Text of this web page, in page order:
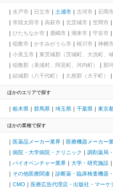
水戸市 日立市 土浦市 古河市 石岡市
常陸太田市
高萩市 北茨城市 笠間市
ひたちなか市
鹿嶋市 潮来市 守谷市
稲敷市
かすみがうら市 桜川市 神栖市
小美玉市
東茨城郡（茨城町、大洗町、城
稲敷郡（美浦村、阿見町、河内町）
那
結城郡（八千代町）
久慈郡（大子町）
ほかのエリアで探す
栃木県 群馬県 埼玉県 千葉県 東京
ほかの業種で探す
医薬品メーカー業界 医療機器メーカー
病院・大学病院・クリニック
調剤薬局
バイオベンチャー業界
大学・研究施設
その他医療関連
診断薬・臨床検査機器
CMO
医療広告代理店・出版社・マーケ